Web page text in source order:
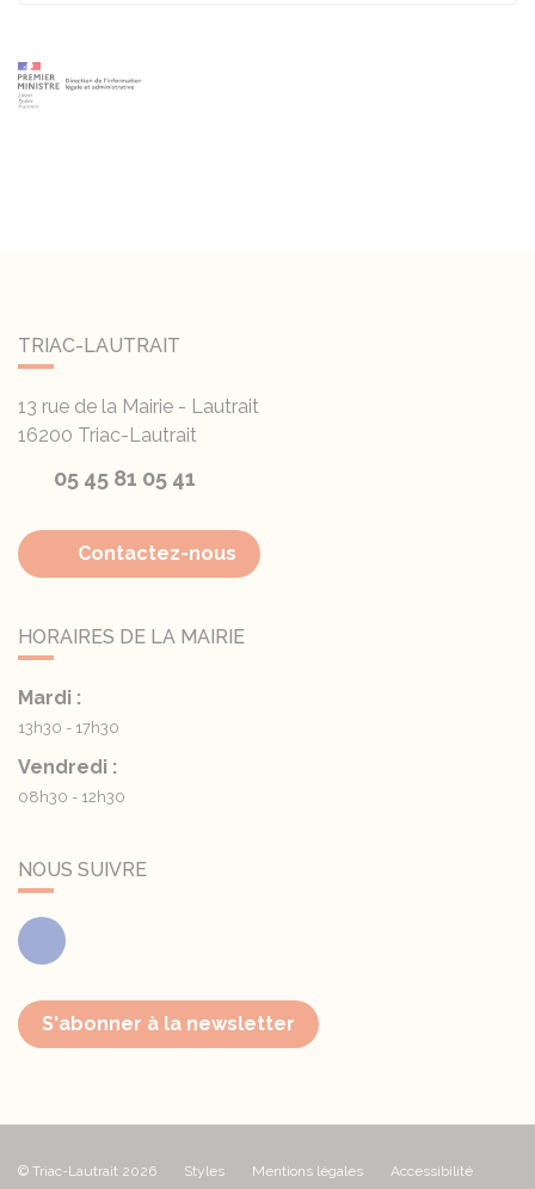
TRIAC-LAUTRAIT
13 rue de la Mairie - Lautrait
16200 Triac-Lautrait
05 45 81 05 41
Contactez-nous
HORAIRES DE LA MAIRIE
Mardi :
13h30 - 17h30
Vendredi :
08h30 - 12h30
NOUS SUIVRE
Facebook
S'abonner à la newsletter
© Triac-Lautrait 2026 Styles Mentions légales Accessibilité